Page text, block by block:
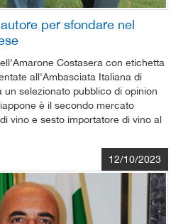
per sfondare nel
Costasera con etichetta
all'Ambasciata Italiana di
un selezionato pubblico di opinion
è il secondo mercato
vino e sesto importatore di vino al
12/10/2023